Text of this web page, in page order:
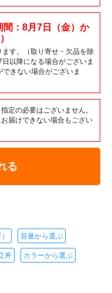
間：8月7日（金）か
す。（取り寄せ・欠品を除
以降になる場合がございま
きない場合がございま
定の必要はございません。
届けできない場合もござい
る
容量から選ぶ
丼 カラーから選ぶ